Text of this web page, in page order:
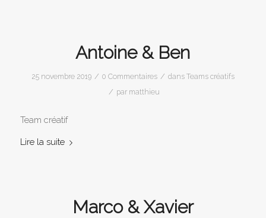
Antoine & Ben
25 novembre 2019 / 0 Commentaires / dans Teams créatifs
/ par matthieu
Team créatif
Lire la suite
Marco & Xavier